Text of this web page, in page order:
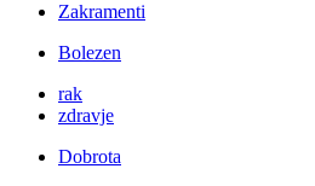
Zakramenti
Bolezen
rak
zdravje
Dobrota